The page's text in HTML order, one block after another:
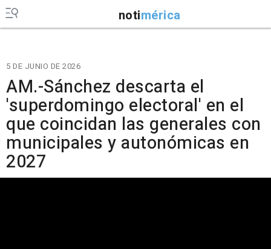
notimérica
5 DE JUNIO DE 2026
AM.-Sánchez descarta el
'superdomingo electoral' en el
que coincidan las generales con
municipales y autonómicas en
2027